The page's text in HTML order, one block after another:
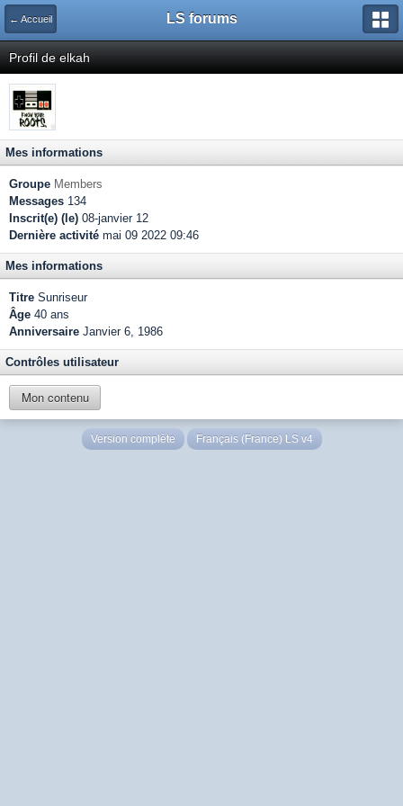
← Accueil LS forums
Profil de elkah
Mes informations
Groupe Members
Messages 134
Inscrit(e) (le) 08-janvier 12
Dernière activité mai 09 2022 09:46
Mes informations
Titre Sunriseur
Âge 40 ans
Anniversaire Janvier 6, 1986
Contrôles utilisateur
Mon contenu
Version complète Français (France) LS v4